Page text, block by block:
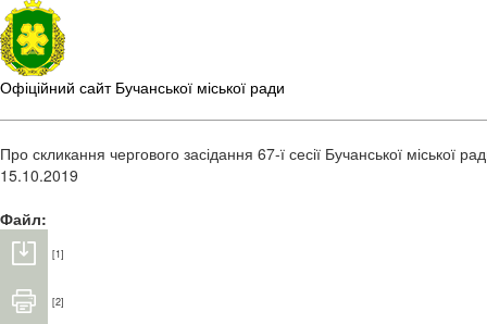
Офіційний сайт Бучанської міської ради
Про скликання чергового засідання 67-ї сесії Бучанської міської
15.10.2019
Файл:
[1]
[2]